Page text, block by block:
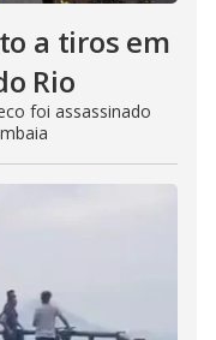
a tiros em
Rio
foi assassinado